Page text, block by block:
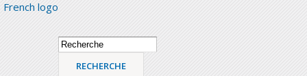
French logo
Formulaire de
recherche
Recherche